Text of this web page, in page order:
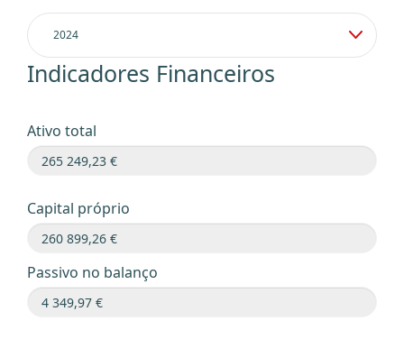
Indicadores Financeiros
Ativo total
Capital próprio
Passivo no balanço